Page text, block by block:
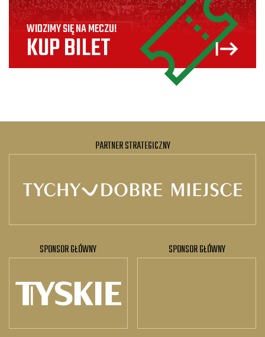
WIDZIMY SIĘ NA MECZU!
KUP BILET
PARTNER STRATEGICZNY
SPONSOR GŁÓWNY SPONSOR GŁÓWNY